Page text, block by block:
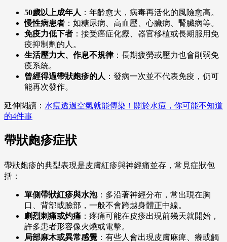
50歲以上成年人 ：年齡愈大，病毒再活化的風險愈高。
慢性病患者 ：如糖尿病、高血壓、心臟病、腎臟病等。
免疫力低下者 ：接受癌症化療、器官移植或長期服用免
疫抑制劑的人。
生活壓力大、作息不規律：長期疲勞或壓力也會削弱免
疫系統。
曾經得過帶狀皰疹的人 ：發病一次並不代表免疫，仍可
能再次發作。
延伸閱讀： 水痘透過空氣就能傳染！關於水痘，你可能不知道
的4件事
帶狀皰疹症狀
帶狀皰疹的典型表現是皮膚紅疹與神經痛並存，常見症狀包
括：
單側帶狀紅疹與水泡：多沿著神經分布，常出現在胸
口、背部或臉部，一般不會跨越身體正中線。
劇烈刺痛或灼痛 ：疼痛可能在皮疹出現前幾天就開始，
許多患者形容像火燒或電擊。
局部麻木或異常感覺 ：有些人會出現皮膚麻痺、癢或觸